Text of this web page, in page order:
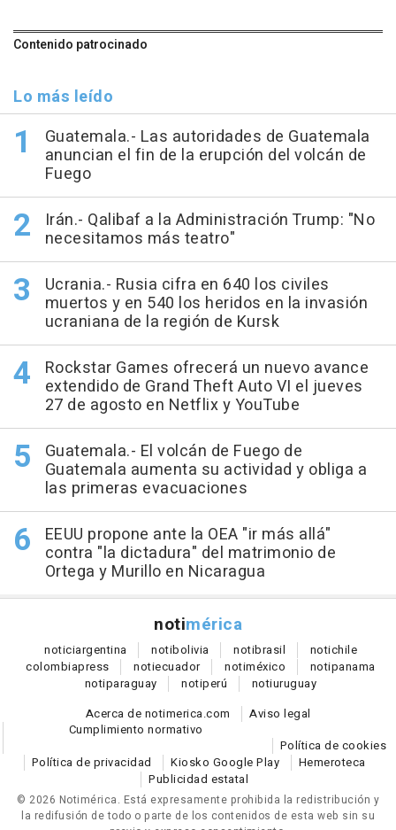
Contenido patrocinado
Lo más leído
Guatemala.- Las autoridades de Guatemala
anuncian el fin de la erupción del volcán de
Fuego
Irán.- Qalibaf a la Administración Trump: "No
necesitamos más teatro"
Ucrania.- Rusia cifra en 640 los civiles
muertos y en 540 los heridos en la invasión
ucraniana de la región de Kursk
Rockstar Games ofrecerá un nuevo avance
extendido de Grand Theft Auto VI el jueves
27 de agosto en Netflix y YouTube
Guatemala.- El volcán de Fuego de
Guatemala aumenta su actividad y obliga a
las primeras evacuaciones
EEUU propone ante la OEA "ir más allá"
contra "la dictadura" del matrimonio de
Ortega y Murillo en Nicaragua
notimérica
noticiargentina notibolivia notibrasil notichile
colombiapress notiecuador notiméxico notipanama
notiparaguay notiperú notiuruguay
Acerca de notimerica.com
Aviso legal
Cumplimiento normativo
Política de cookies
Política de privacidad
Kiosko Google Play
Hemeroteca
Publicidad estatal
© 2026 Notimérica. Está expresamente prohibida la redistribución y
la redifusión de todo o parte de los contenidos de esta web sin su